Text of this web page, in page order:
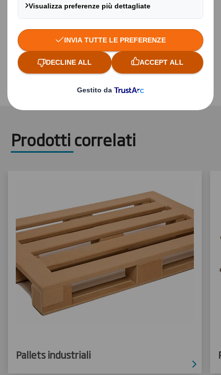
Il pallet usato può essere venduto come carta
Può essere disposto su strati alterni, per
ridurre il peso, il consumo di carburante e le
emissioni di anidride carbonica quando le
consegne sono suddivise.
Prodotti correlati
Pallets industriali